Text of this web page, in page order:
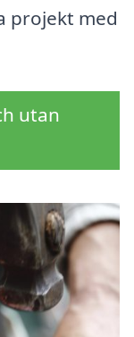
projekt med
utan